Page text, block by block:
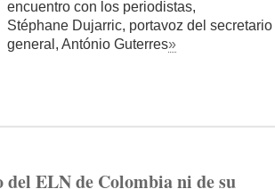
encuentro con los periodistas,
Stéphane Dujarric, portavoz del secretario
general, António Guterres»
ELN de Colombia ni de su